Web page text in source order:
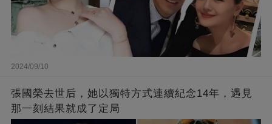
2024/09/10
張國榮去世后，她以獨特方式連續紀念14年，遇見
那一刻結果就成了定局